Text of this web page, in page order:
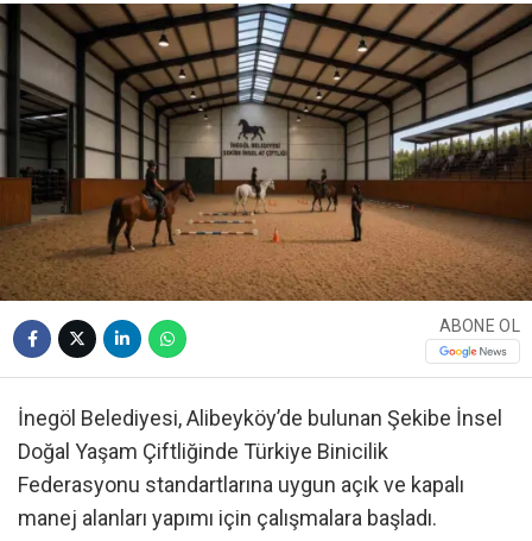
ABONE OL
İnegöl Belediyesi, Alibeyköy’de bulunan Şekibe İnsel
Doğal Yaşam Çiftliğinde Türkiye Binicilik
Federasyonu standartlarına uygun açık ve kapalı
manej alanları yapımı için çalışmalara başladı.